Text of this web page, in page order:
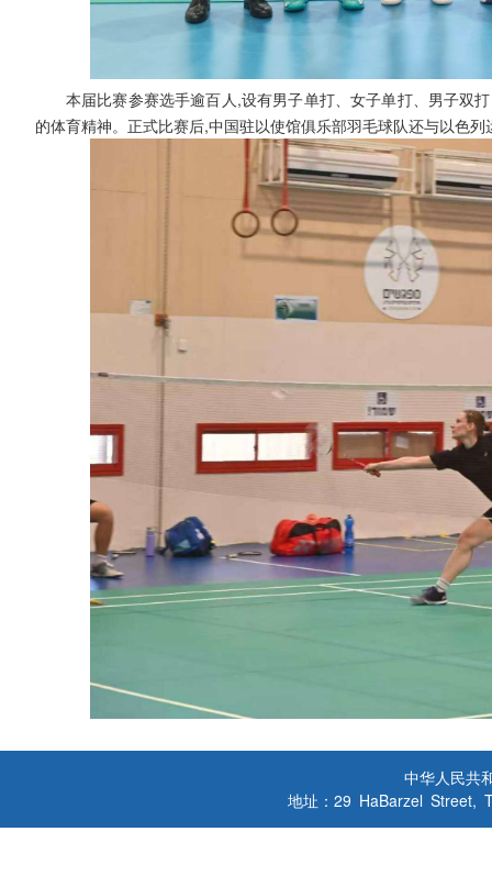
本届比赛参赛选手逾百人,设有男子单打、女子单打、男子双
的体育精神。正式比赛后,中国驻以使馆俱乐部羽毛球队还与以色
中华人民共
地址：29 HaBarzel Street,